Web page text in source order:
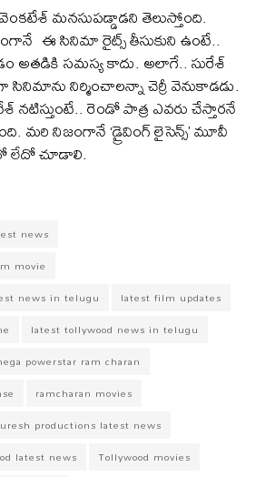
మనసుపడ్డాడని తెలుస్తోంది.
ఈ సినిమా రైట్స్ తీసుకుని ఉంటే..
అతడికి సమస్య కాదు. అలాగే.. సురేశ్
సినిమాను నిర్మించాలన్నా చెర్రీ వెనుకాడడు.
రెండో పాత్ర ఎవరు చేస్తారనే
మరి నిజంగానే ‘డ్రైవింగ్ లైసెన్స్’ మూవీ
లేదో చూడాలి.
news
movie
news in telugu
latest film updates
latest tollywood news in telugu
powerstar ram charan
ramcharan movies
productions latest news
latest news
Tollywood movies